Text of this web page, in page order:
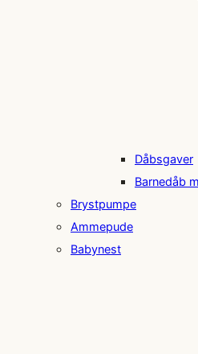
Dåbsgaver
Barnedåb
Brystpumpe
Ammepude
Babynest